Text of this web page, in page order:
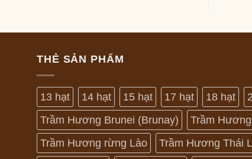
THẺ SẢN PHẨM
13 hạt 14 hạt 15 hạt 17 hạt 18 hạt
Trầm Hương Brunei (Brunay)
Trầm
Trầm Hương rừng Lào
Trầm Hương Thái